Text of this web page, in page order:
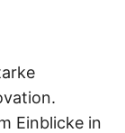
Einblicke in